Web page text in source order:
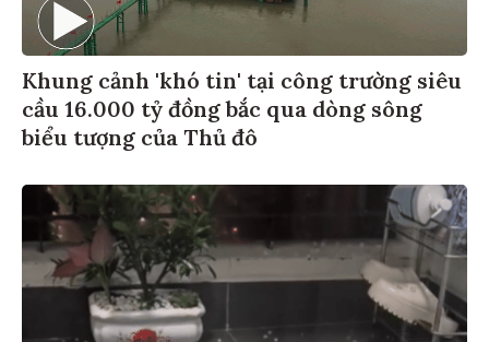
Khung cảnh 'khó tin' tại công trường siêu
cầu 16.000 tỷ đồng bắc qua dòng sông
biểu tượng của Thủ đô